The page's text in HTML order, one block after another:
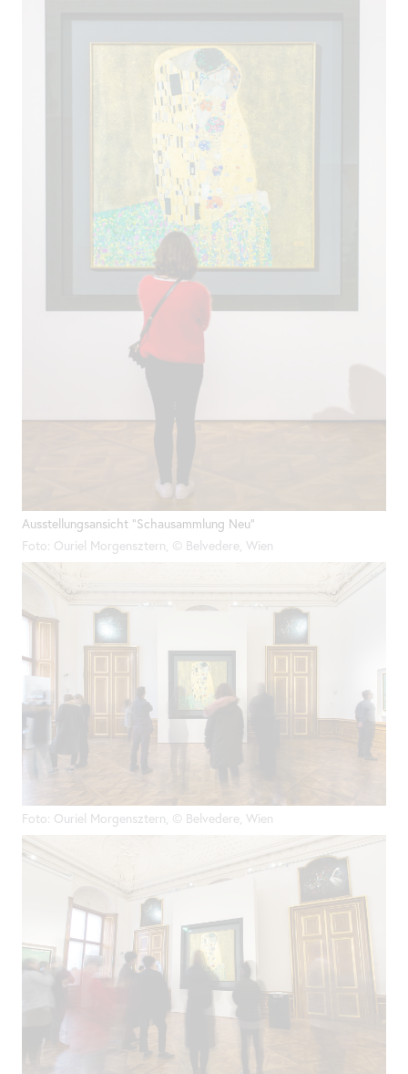
Ausstellungsansicht "Schausammlung Neu"
Foto: Ouriel Morgensztern, © Belvedere, Wien
Foto: Ouriel Morgensztern, © Belvedere, Wien